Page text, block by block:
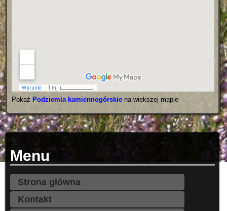
Pokaż Podziemia kamiennogórskiena większej mapie
Menu
Strona główna
Kontakt